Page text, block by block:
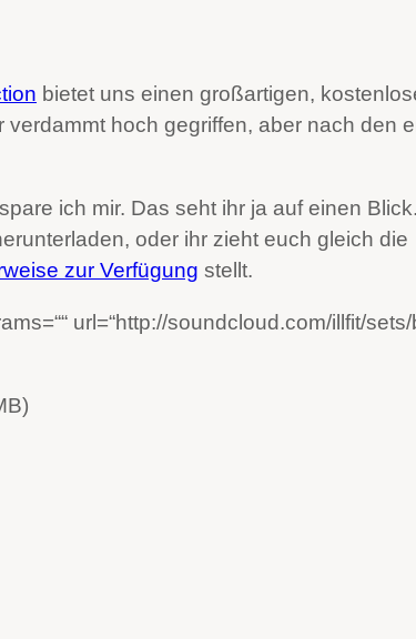
bietet uns einen großartigen,
verdammt hoch gegriffen, aber nach den
ich mir. Das seht ihr ja auf einen
oder ihr zieht euch gleich die
zur Verfügung stellt.
url=“http://soundcloud.com/illfit/